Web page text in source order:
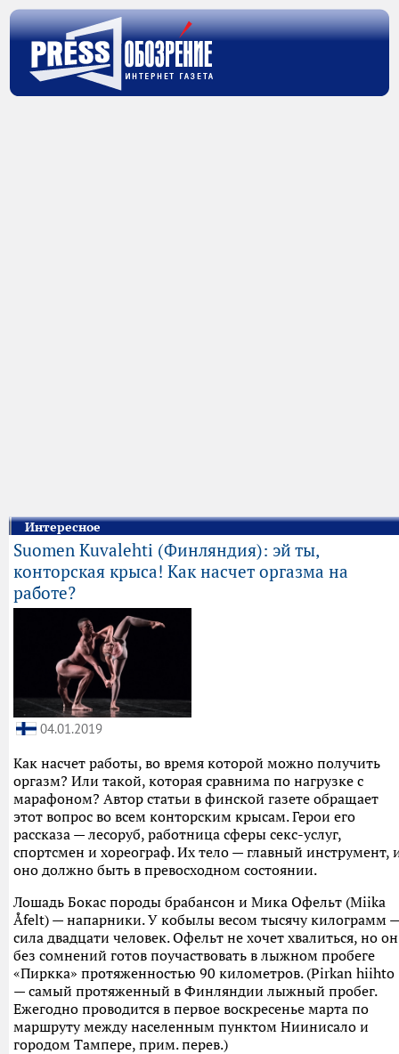
Интересное
Suomen Kuvalehti (Финляндия): эй ты,
конторская крыса! Как насчет оргазма на
работе?
04.01.2019
Как насчет работы, во время которой можно получить
оргазм? Или такой, которая сравнима по нагрузке с
марафоном? Автор статьи в финской газете обращает
этот вопрос во всем конторским крысам. Герои его
рассказа — лесоруб, работница сферы секс-услуг,
спортсмен и хореограф. Их тело — главный инструмент,
оно должно быть в превосходном состоянии.
Лошадь Бокас породы брабансон и Мика Офельт (Miika
Åfelt) — напарники. У кобылы весом тысячу килограмм
сила двадцати человек. Офельт не хочет хвалиться, но он
без сомнений готов поучаствовать в лыжном пробеге
«Пиркка» протяженностью 90 километров. (Pirkan hiihto
— самый протяженный в Финляндии лыжный пробег.
Ежегодно проводится в первое воскресенье марта по
маршруту между населенным пунктом Ниинисало и
городом Тампере, прим. перев.)